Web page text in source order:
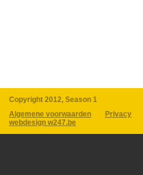
Copyright 2012, Season 1
Algemene voorwaarden
Privacy
webdesign w247.be